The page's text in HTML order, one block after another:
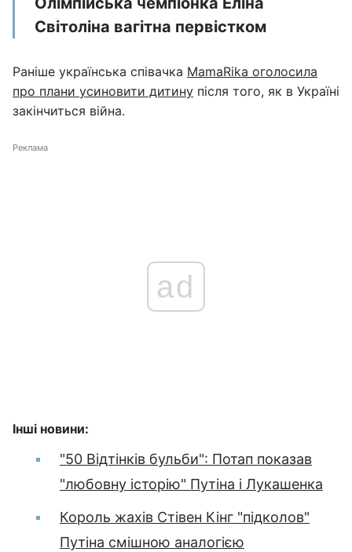
Світоліна вагітна первістком
Раніше українська співачка MamaRika оголосила
про плани усиновити дитину після того, як в Україні
закінчиться війна.
Реклама
ad
Інші новини:
"50 Відтінків бульби": Потап показав
"любовну історію" Путіна і Лукашенка
Король жахів Стівен Кінг "підколов"
Путіна смішною аналогією